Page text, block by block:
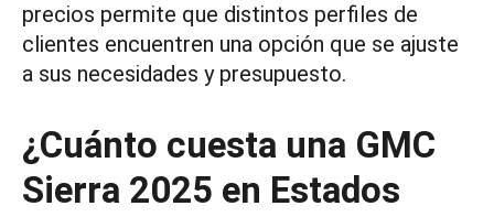
precios permite que distintos perfiles de
clientes encuentren una opción que se ajuste
a sus necesidades y presupuesto.
¿Cuánto cuesta una GMC
Sierra 2025 en Estados